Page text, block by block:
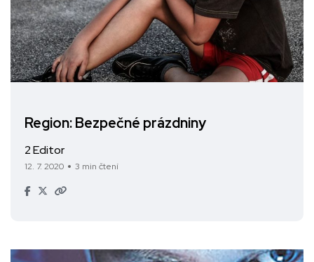
Region: Bezpečné prázdniny
2 Editor
12. 7. 2020 3 min čtení